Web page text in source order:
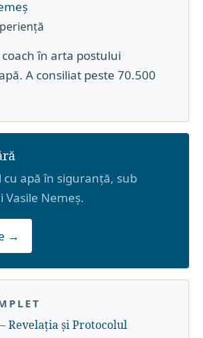
în arta postului
A consiliat peste 70.500
cu apă în siguranță, sub
Nemeș.
→
Revelația și Protocolul